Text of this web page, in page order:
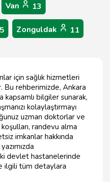
Van 13
Zonguldak 11
için sağlık hizmetleri
Bu rehberimizde, Ankara
kapsamlı bilgiler sunarak,
kolaylaştırmayı
uzman doktorlar ve
randevu alma
imkanlar hakkında
devlet hastanelerinde
ilgili tüm detaylara